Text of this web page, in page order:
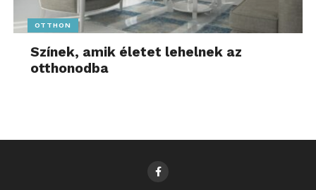
OTTHON
Színek, amik életet lehelnek az
otthonodba